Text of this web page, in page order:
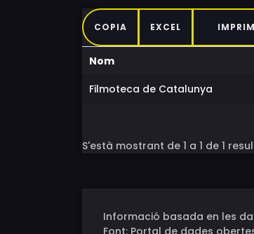
COPIA EXCEL
Nom
Filmoteca de Catalunya
S'està mostrant de 1 a 1 de 1
Informació basada en les